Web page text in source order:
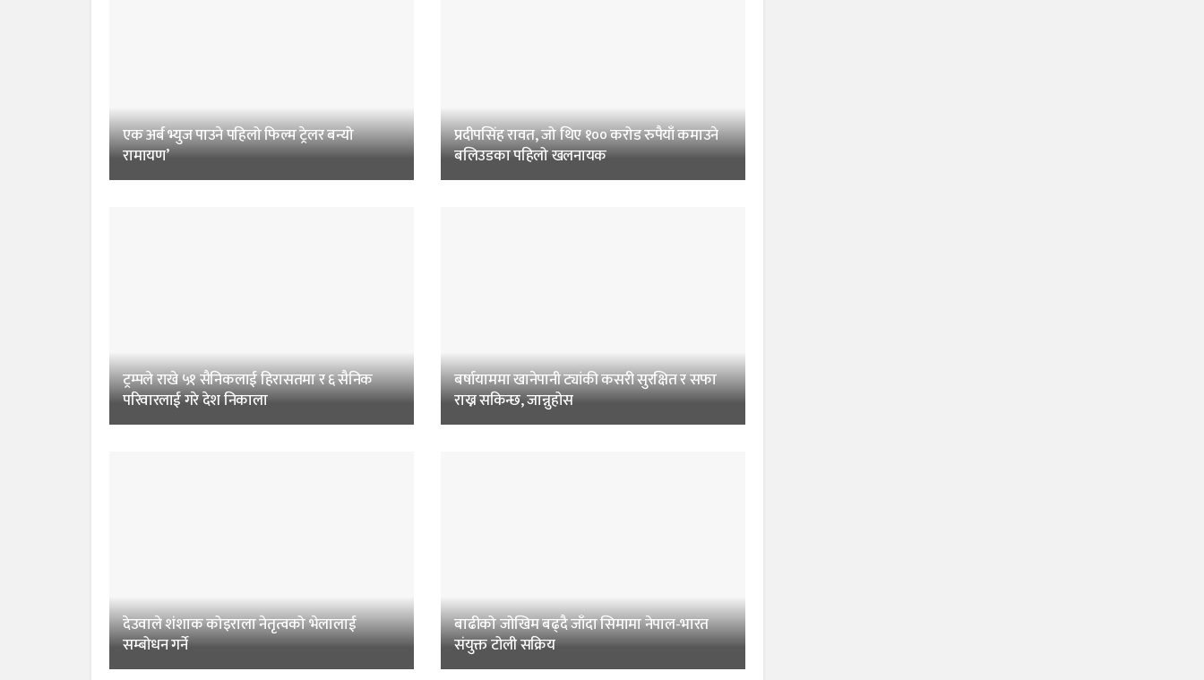
एक अर्ब भ्युज पाउने पहिलो फिल्म ट्रेलर बन्यो
रामायण’
प्रदीपसिंह रावत, जो थिए १०० करोड रुपैयाँ कमाउने
बलिउडका पहिलो खलनायक
ट्रम्पले राखे ५१ सैनिकलाई हिरासतमा र ६ सैनिक
परिवारलाई गरे देश निकाला
बर्षायाममा खानेपानी ट्यांकी कसरी सुरक्षित र सफा
राख्न सकिन्छ, जान्नुहोस
देउवाले शंशाक कोइराला नेतृत्वको भेलालाई
सम्बोधन गर्ने
बाढीको जोखिम बढ्दै जाँदा सिमामा नेपाल-भारत
संयुक्त टोली सक्रिय